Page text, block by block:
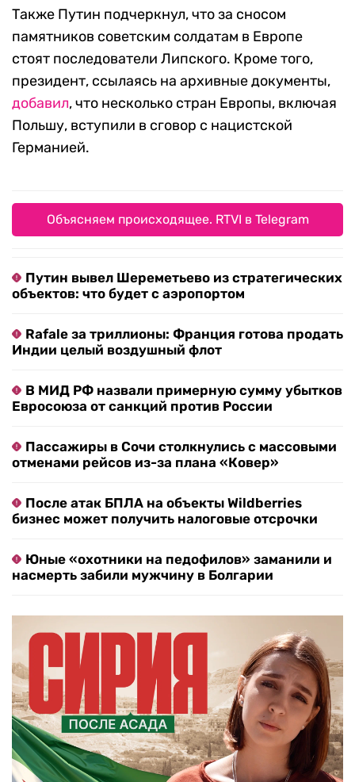
Также Путин подчеркнул, что за сносом
памятников советским солдатам в Европе
стоят последователи Липского. Кроме того,
президент, ссылаясь на архивные документы,
добавил, что несколько стран Европы, включая
Польшу, вступили в сговор с нацистской
Германией.
Объясняем происходящее. RTVI в Telegram
Путин вывел Шереметьево из стратегических
объектов: что будет с аэропортом
Rafale за триллионы: Франция готова продать
Индии целый воздушный флот
В МИД РФ назвали примерную сумму убытков
Евросоюза от санкций против России
Пассажиры в Сочи столкнулись с массовыми
отменами рейсов из-за плана «Ковер»
После атак БПЛА на объекты Wildberries
бизнес может получить налоговые отсрочки
Юные «охотники на педофилов» заманили и
насмерть забили мужчину в Болгарии